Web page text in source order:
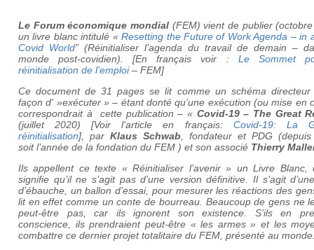
Le Forum économique mondial (FEM) vient de publier
un livre blanc intitulé «Resetting the Future of Work Agenda – in
Covid World” (Réinitialiser l’agenda du travail de demain –
monde post-covidien). [En français voir :Le Sommet
réinitialisation de l’emploi– FEM]
Ce document de 31 pages se lit comme un schéma
façon d' »exécuter » – étant donté qu’une exécution (ou mise en
correspondrait à cette publication – « Covid-19 – The Great
(juillet 2020) [Voir l’article en français: Covid-19: La
réinitialisation], par Klaus Schwab, fondateur et PDG (depuis
soit l’année de la fondation du FEM ) et son associé Thierry
Ils appellent ce texte « Réinitialiser l’avenir » un Livre Blanc,
signifie qu’il ne s’agit pas d’une version définitive. Il s’agit
d’ébauche, un ballon d’essai, pour mesurer les réactions des
lit en effet comme un conte de bourreau. Beaucoup de gens ne
peut-être pas, car ils ignorent son existence. S’ils en
conscience, ils prendraient peut-être « les armes » et les
combattre ce dernier projet totalitaire du FEM, présenté au